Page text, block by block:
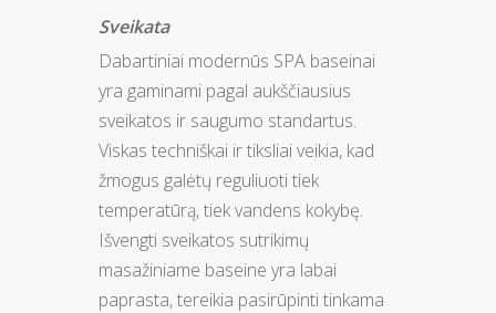
Sveikata
Dabartiniai modernūs SPA baseinai
yra gaminami pagal aukščiausius
sveikatos ir saugumo standartus.
Viskas techniškai ir tiksliai veikia, kad
žmogus galėtų reguliuoti tiek
temperatūrą, tiek vandens kokybę.
Išvengti sveikatos sutrikimų
masažiniame baseine yra labai
paprasta, tereikia pasirūpinti tinkama